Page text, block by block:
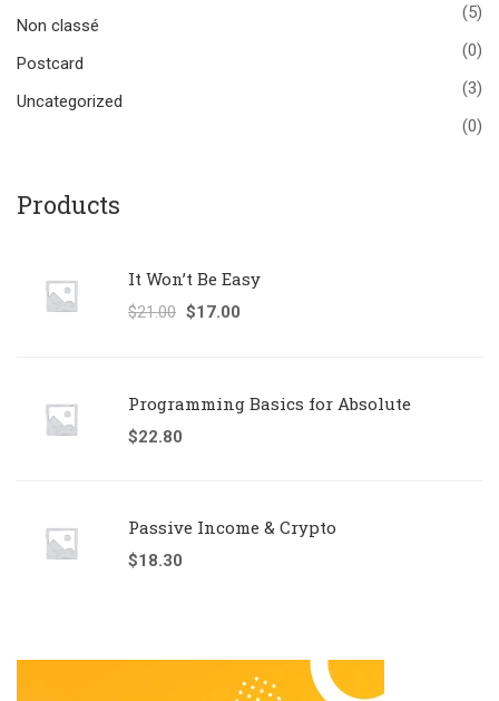
(5)
Non classé
(0)
Postcard
(3)
Uncategorized
(0)
Products
It Won’t Be Easy
$21.00 $17.00
Programming Basics for Absolute
$22.80
Passive Income & Crypto
$18.30